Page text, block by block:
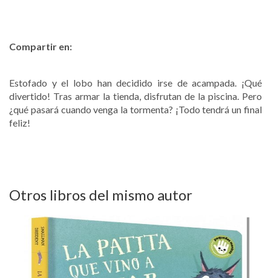
Compartir en:
Estofado y el lobo han decidido irse de acampada. ¡Qué
divertido! Tras armar la tienda, disfrutan de la piscina. Pero
¿qué pasará cuando venga la tormenta? ¡Todo tendrá un final
feliz!
Otros libros del mismo autor